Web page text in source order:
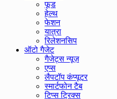
फूड
हेल्थ
फेशन
यात्रा
रिलेशनसिप
ऑटो गैजेट
गैजेट्स न्यूज़
एप्स
लैपटॉप कंप्यूटर
स्मार्टफोन टैब
टिप्स ट्रिक्स